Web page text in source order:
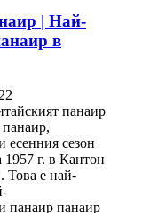
| Най-
в
панаир
панаир,
есенния сезон
1957 г. в Кантон
Това е най-
панаир панаир